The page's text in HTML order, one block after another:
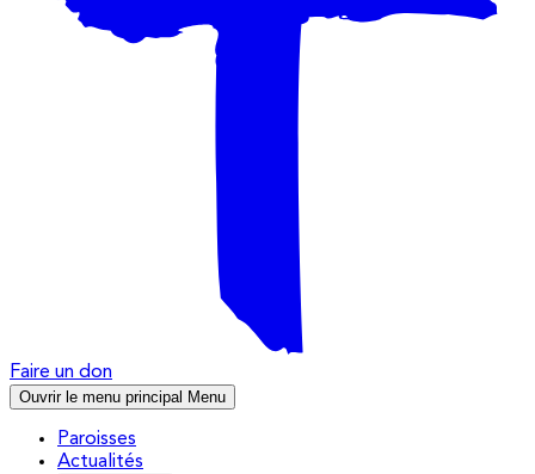
Faire un don
Ouvrir le menu principal Menu
Paroisses
Actualités